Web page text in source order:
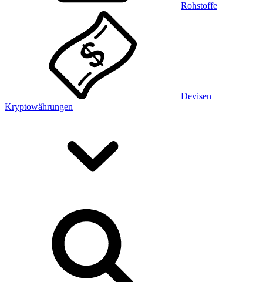
Rohstoffe
Devisen
Kryptowährungen